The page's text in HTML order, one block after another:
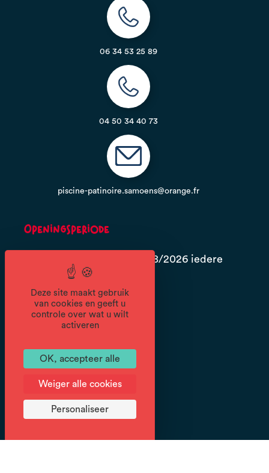
06 34 53 25 89
04 50 34 40 73
piscine-patinoire.samoens@orange.fr
Openingsperiode
Van 06/07 tot en met 28/08/2026 iedere
30 min les per dag.
Prijzen
70€ per week.
Deze site maakt gebruik
van cookies en geeft u
controle over wat u wilt
activeren
OK, accepteer alle
Weiger alle cookies
Personaliseer